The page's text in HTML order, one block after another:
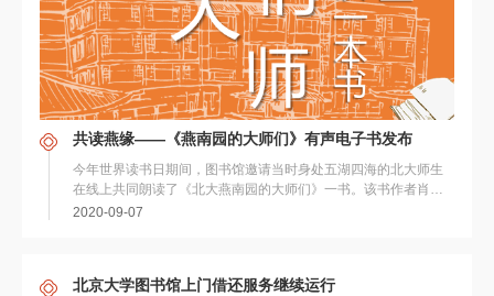
共读燕缘——《燕南园的大师们》有声电子书发布
今年世界读书日期间，图书馆邀请当时身处五湖四海的北大师生
在线上共同朗读了《北大燕南园的大师们》一书。该书作者肖东
发和陈光中，用细腻的笔触带领读者探访了北大...
2020-09-07
北京大学图书馆上门借还服务继续运行